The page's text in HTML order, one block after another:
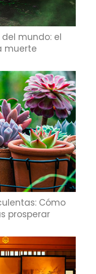
mundo: el
muerte
Cómo
prosperar